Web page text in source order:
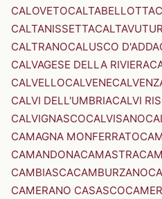
CALOVETOCALTABELLOTTA
CALTANISSETTA
CALTRANOCALUSCO D'ADDA
CALVAGESE DELLA RIVIERA
CALVELLOCALVENE
CALVI DELL'UMBRIACALVI
CALVIGNASCOCALVISANO
CAMAGNA MONFERRATO
CAMANDONACAMASTRA
CAMBIASCACAMBURZANO
CAMERANO CASASCO